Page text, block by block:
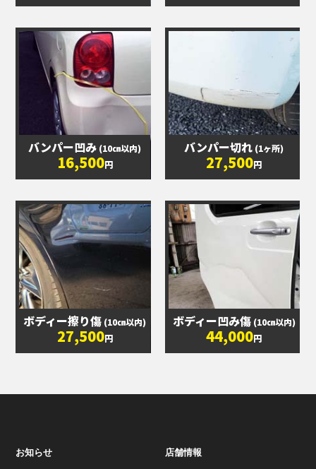
バンパー凹み (10㎝以内)
16,500円
バンパー切れ (1ヶ所)
27,500円
ボディー擦り傷 (10㎝以内)
27,500円
ボディー凹み傷 (10㎝以内)
44,000円
お知らせ 店舗情報